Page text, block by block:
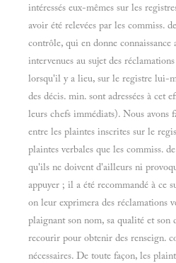
intéressés eux-mêmes sur les
avoir été relevées par les commiss.
contrôle, qui en donne
intervenues au sujet des
lorsqu'il y a lieu, sur le registre lui-
des décis. min. sont adressées à cet
leurs chefs immédiats). Nous
entre les plaintes inscrites sur le
plaintes verbales que les commiss.
qu'ils ne doivent d'ailleurs ni
appuyer ; il a été recommandé à ce
on leur exprimera des réclamations
plaignant son nom, sa qualité et
recourir pour obtenir des renseign.
nécessaires. De toute façon, les